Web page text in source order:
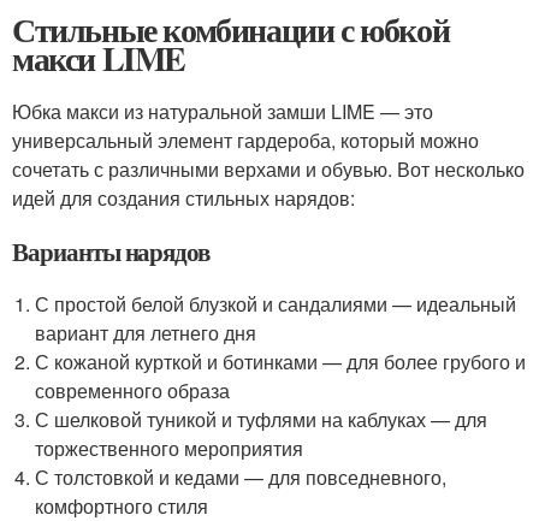
Стильные комбинации с юбкой
макси LIME
Юбка макси из натуральной замши LIME — это
универсальный элемент гардероба, который можно
сочетать с различными верхами и обувью. Вот несколько
идей для создания стильных нарядов:
Варианты нарядов
С простой белой блузкой и сандалиями — идеальный
вариант для летнего дня
С кожаной курткой и ботинками — для более грубого и
современного образа
С шелковой туникой и туфлями на каблуках — для
торжественного мероприятия
С толстовкой и кедами — для повседневного,
комфортного стиля